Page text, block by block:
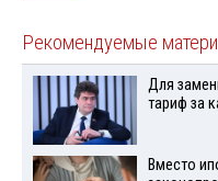
Рекомендуемые
Для
тариф за
Вместо